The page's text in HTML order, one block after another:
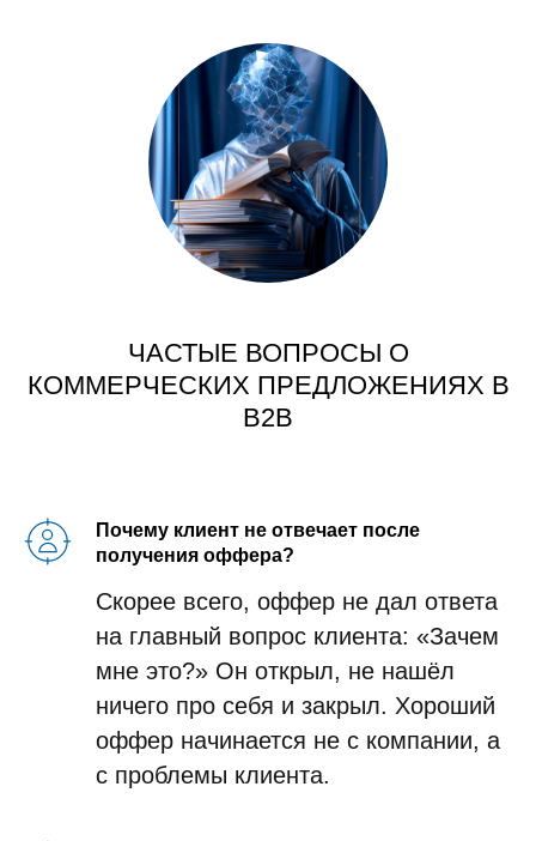
ЧАСТЫЕ ВОПРОСЫ О
КОММЕРЧЕСКИХ ПРЕДЛОЖЕНИЯХ В
B2B
Почему клиент не отвечает после
получения оффера?
Скорее всего, оффер не дал ответа
на главный вопрос клиента: «Зачем
мне это?» Он открыл, не нашёл
ничего про себя и закрыл. Хороший
оффер начинается не с компании, а
с проблемы клиента.